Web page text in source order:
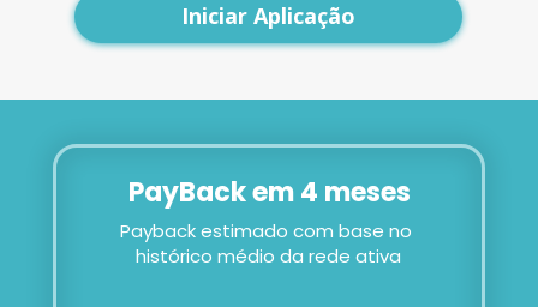
Iniciar Aplicação
PayBack em 4 meses
Payback estimado com base no
histórico médio da rede ativa